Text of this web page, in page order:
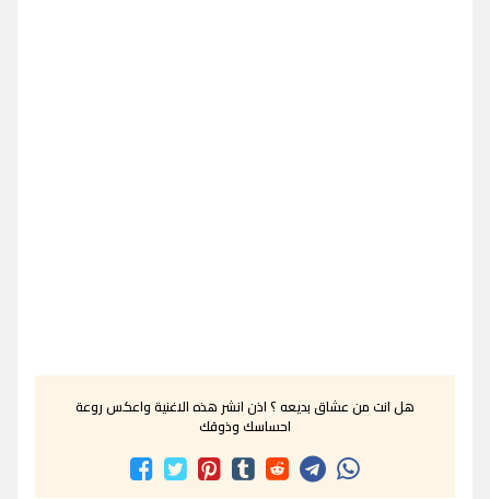
هل انت من عشاق بديعه ؟ اذن انشر هذه الاغنية واعكس روعة
احساسك وذوقك